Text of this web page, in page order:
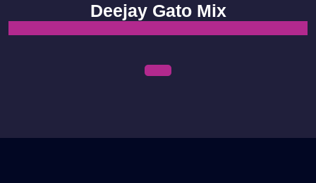
content
Deejay Gato Mix